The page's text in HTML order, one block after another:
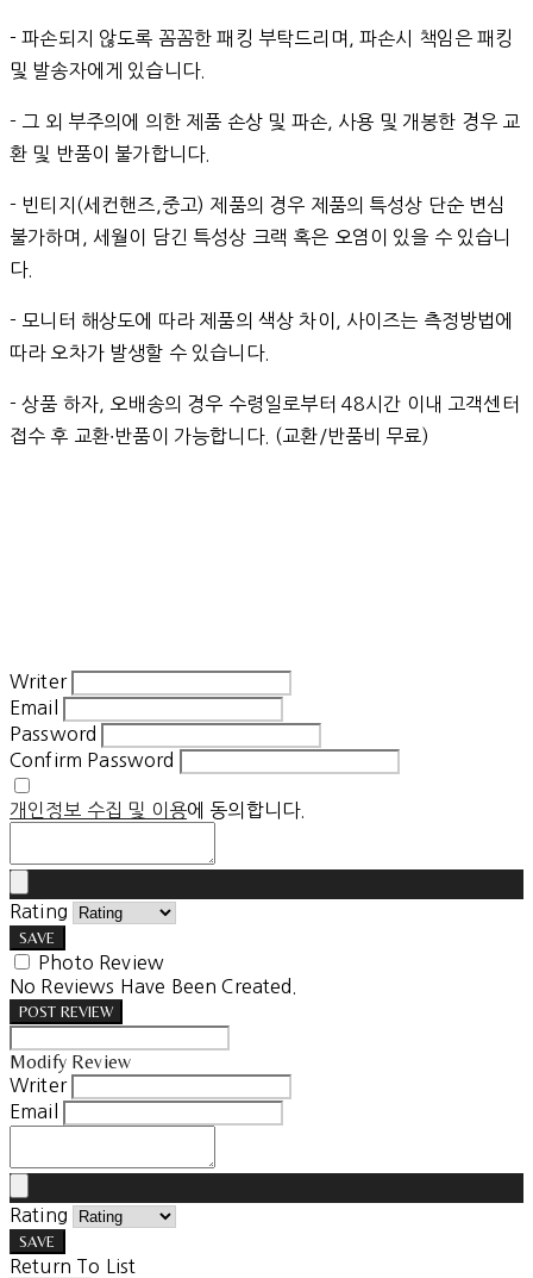
- 파손되지 않도록 꼼꼼한 패킹 부탁드리며, 파손시 책임은 패킹
및 발송자에게 있습니다.
- 그 외 부주의에 의한 제품 손상 및 파손, 사용 및 개봉한 경우 교
환 및 반품이 불가합니다.
- 빈티지(세컨핸즈,중고) 제품의 경우 제품의 특성상 단순 변심
불가하며, 세월이 담긴 특성상 크랙 혹은 오염이 있을 수 있습니
다.
- 모니터 해상도에 따라 제품의 색상 차이, 사이즈는 측정방법에
따라 오차가 발생할 수 있습니다.
- 상품 하자, 오배송의 경우 수령일로부터 48시간 이내 고객센터
접수 후 교환∙반품이 가능합니다. (교환/반품비 무료)
Writer
Email
Password
Confirm Password
개인정보 수집 및 이용에 동의합니다.
Rating
SAVE
Photo Review
No Reviews Have Been Created.
POST REVIEW
Modify Review
Writer
Email
Rating
SAVE
Return To List